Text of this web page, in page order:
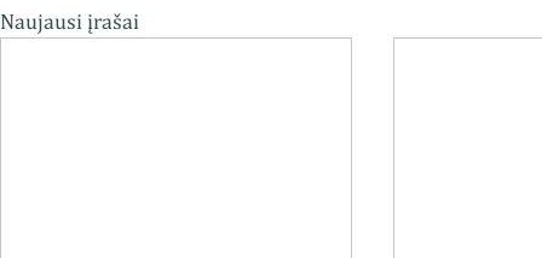
Naujausi įrašai